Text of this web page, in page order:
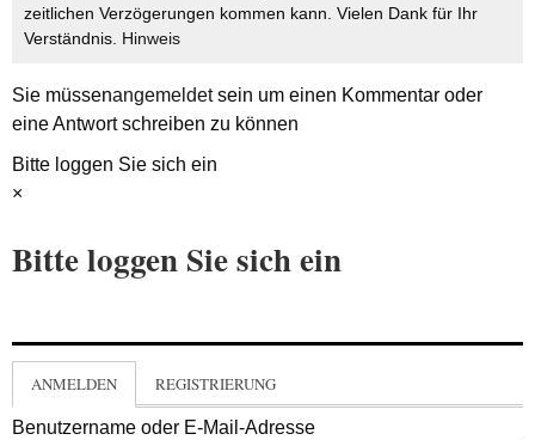
zeitlichen Verzögerungen kommen kann. Vielen Dank für Ihr
Verständnis. Hinweis
Sie müssenangemeldetsein um einen Kommentar oder
eine Antwort schreiben zu können
Bitte loggen Sie sich ein
×
Bitte loggen Sie sich ein
ANMELDEN REGISTRIERUNG
Benutzername oder E-Mail-Adresse